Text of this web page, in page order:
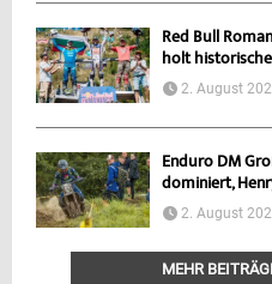
Red Bull
holt
2. August
Enduro DM
dominiert,
2. August
MEHR